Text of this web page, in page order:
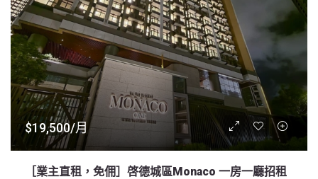
$19,500/月
［業主直租，免佣］啓德城區Monaco 一房一廳招租